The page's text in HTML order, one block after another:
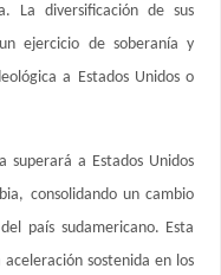
La diversificación de sus
ejercicio de soberanía y
a Estados Unidos o
superará a Estados Unidos
consolidando un cambio
país sudamericano. Esta
sostenida en los